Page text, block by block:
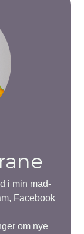
i min mad-
Facebook
om nye